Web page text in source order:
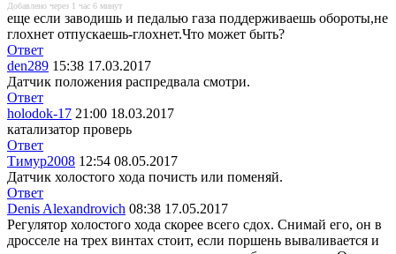
Добавлено через 1 час 6 минут
еще если заводишь и педалью газа поддерживаешь обороты,не
глохнет отпускаешь-глохнет.Что может быть?
Ответ
den289 15:38 17.03.2017
Датчик положения распредвала смотри.
Ответ
holodok-17 21:00 18.03.2017
катализатор проверь
Ответ
Тимур2008 12:54 08.05.2017
Датчик холостого хода почисть или поменяй.
Ответ
Denis Alexandrovich 08:38 17.05.2017
Регулятор холостого хода скорее всего сдох. Снимай его, он в
дросселе на трех винтах стоит, если поршень вываливается и